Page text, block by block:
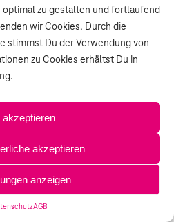
zu gestalten und fortlaufend
wir Cookies. Durch die
stimmst Du der Verwendung von
zu Cookies erhältst Du in
akzeptieren
akzeptieren
anzeigen
AGB